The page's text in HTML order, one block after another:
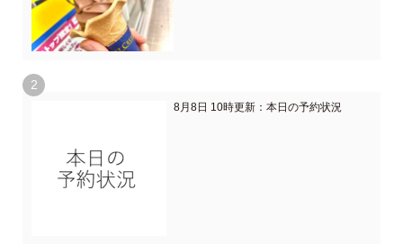
8月8日 10時更新：本日の予約状況